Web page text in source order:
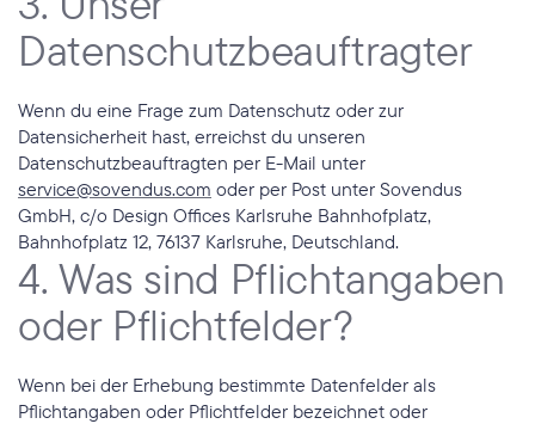
Datenschutzbeauftragter
Wenn du eine Frage zum Datenschutz oder zur
Datensicherheit hast, erreichst du unseren
service@sovendus.com oder per Post unter Sovendus
GmbH, c/o Design Offices Karlsruhe Bahnhofplatz,
Bahnhofplatz 12, 76137 Karlsruhe, Deutschland.
4. Was sind Pflichtangaben
oder Pflichtfelder?
Wenn bei der Erhebung bestimmte Datenfelder als
Pflichtangaben oder Pflichtfelder bezeichnet oder